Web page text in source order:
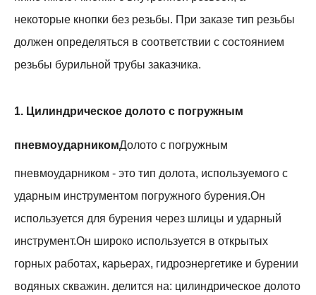
некоторые кнопки без резьбы. При заказе тип резьбы
должен определяться в соответствии с состоянием
резьбы бурильной трубы заказчика.
1. Цилиндрическое долото с погружным
пневмоударникомДолото с погружным
пневмоударником - это тип долота, используемого с
ударным инструментом погружного бурения.Он
используется для бурения через шлицы и ударный
инструмент.Он широко используется в открытых
горных работах, карьерах, гидроэнергетике и бурении
водяных скважин. делится на: цилиндрическое долото